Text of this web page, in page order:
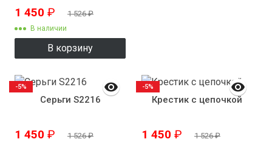
1 450 ₽ 1 526₽
В наличии
В корзину
Серьги S2216
1 450 ₽ 1 526₽
-5%
Крестик с цепочкой
1 450 ₽ 1 526₽
-5%